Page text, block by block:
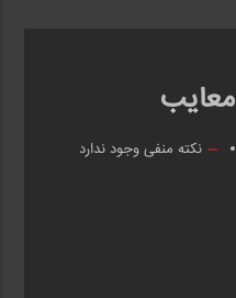
معایب
نکته منفی وجود ندارد